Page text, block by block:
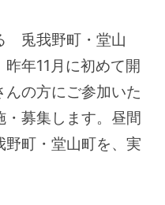
兎我野町・堂山
年11月に初めて開
の方にご参加いた
募集します。昼間
野町・堂山町を、実